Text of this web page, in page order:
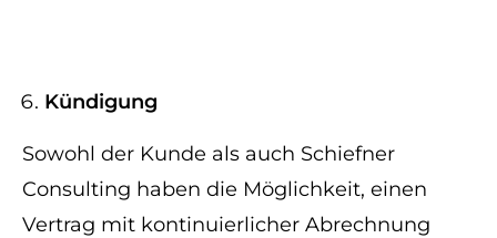
Kündigung
Sowohl der Kunde als auch Schiefner
Consulting haben die Möglichkeit, einen
Vertrag mit kontinuierlicher Abrechnung